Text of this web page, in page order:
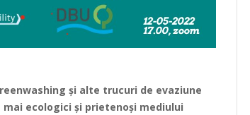
și alte trucuri de evaziune
ecologici și prietenoși mediului